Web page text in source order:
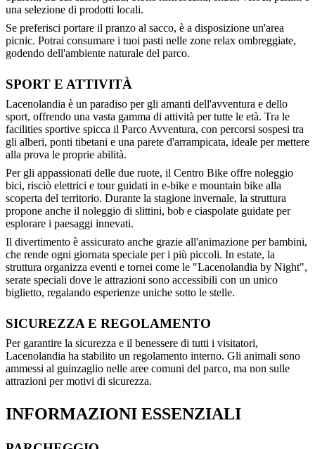
una selezione di prodotti locali.
Se preferisci portare il pranzo al sacco, è a disposizione un'area
picnic. Potrai consumare i tuoi pasti nelle zone relax ombreggiate,
godendo dell'ambiente naturale del parco.
SPORT E ATTIVITÀ
Lacenolandia è un paradiso per gli amanti dell'avventura e dello
sport, offrendo una vasta gamma di attività per tutte le età. Tra le
facilities sportive spicca il Parco Avventura, con percorsi sospesi tra
gli alberi, ponti tibetani e una parete d'arrampicata, ideale per mettere
alla prova le proprie abilità.
Per gli appassionati delle due ruote, il Centro Bike offre noleggio
bici, risciò elettrici e tour guidati in e-bike e mountain bike alla
scoperta del territorio. Durante la stagione invernale, la struttura
propone anche il noleggio di slittini, bob e ciaspolate guidate per
esplorare i paesaggi innevati.
Il divertimento è assicurato anche grazie all'animazione per bambini,
che rende ogni giornata speciale per i più piccoli. In estate, la
struttura organizza eventi e tornei come le "Lacenolandia by Night",
serate speciali dove le attrazioni sono accessibili con un unico
biglietto, regalando esperienze uniche sotto le stelle.
SICUREZZA E REGOLAMENTO
Per garantire la sicurezza e il benessere di tutti i visitatori,
Lacenolandia ha stabilito un regolamento interno. Gli animali sono
ammessi al guinzaglio nelle aree comuni del parco, ma non sulle
attrazioni per motivi di sicurezza.
INFORMAZIONI ESSENZIALI